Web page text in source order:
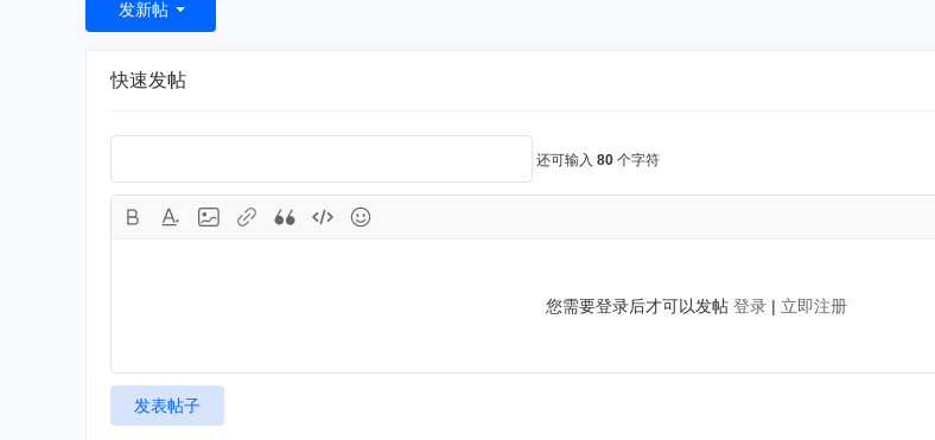
发新帖
快速发帖
还可输入 80 个字符
您需要登录后才可以发帖 登录 | 立即注册
发表帖子